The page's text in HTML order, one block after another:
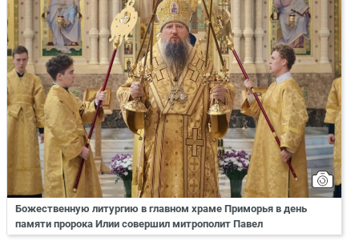
Божественную литургию в главном храме Приморья в день
памяти пророка Илии совершил митрополит Павел